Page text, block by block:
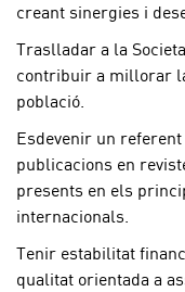
creant sinergies i
Traslladar a la
contribuir a millorar
població.
Esdevenir un
publicacions en
presents en els
internacionals.
Tenir estabilitat
qualitat orientada a